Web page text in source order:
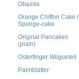
Obazda
Orange Chiffon Cake /
Sponge-cake
Original Pancakes
(plain)
Osterfinger Wiigueteli
Palmblätter